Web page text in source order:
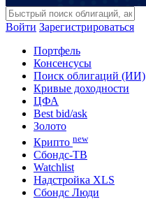
Войти Зарегистрироваться
Портфель
Консенсусы
Поиск облигаций (ИИ)
Кривые доходности
ЦФА
Best bid/ask
Золото
Крипто new
Сбондс-ТВ
Watchlist
Надстройка XLS
Сбондс Люди